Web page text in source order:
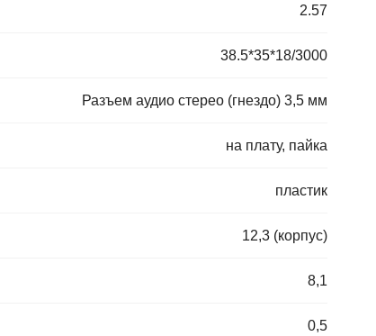
2.57
38.5*35*18/3000
Разъем аудио стерео (гнездо) 3,5 мм
на плату, пайка
пластик
12,3 (корпус)
8,1
0,5